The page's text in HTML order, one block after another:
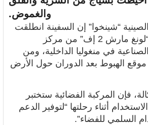
والغموض.
“شينخوا” إن السفينة انطلقت
على متن الصاروخ “لونغ مارش 2 إف” من مركز
في منغوليا الداخلية، ومن
موقع الهبوط بعد الدوران حول الأرض
فإن المركبة الفضائية ستختبر
أثناء رحلتها “لتوفير الدعم
السلمي للفضاء”.